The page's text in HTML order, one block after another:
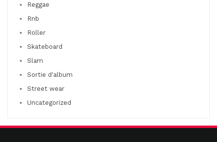
Reggae
Rnb
Roller
Skateboard
Slam
Sortie d'album
Street wear
Uncategorized